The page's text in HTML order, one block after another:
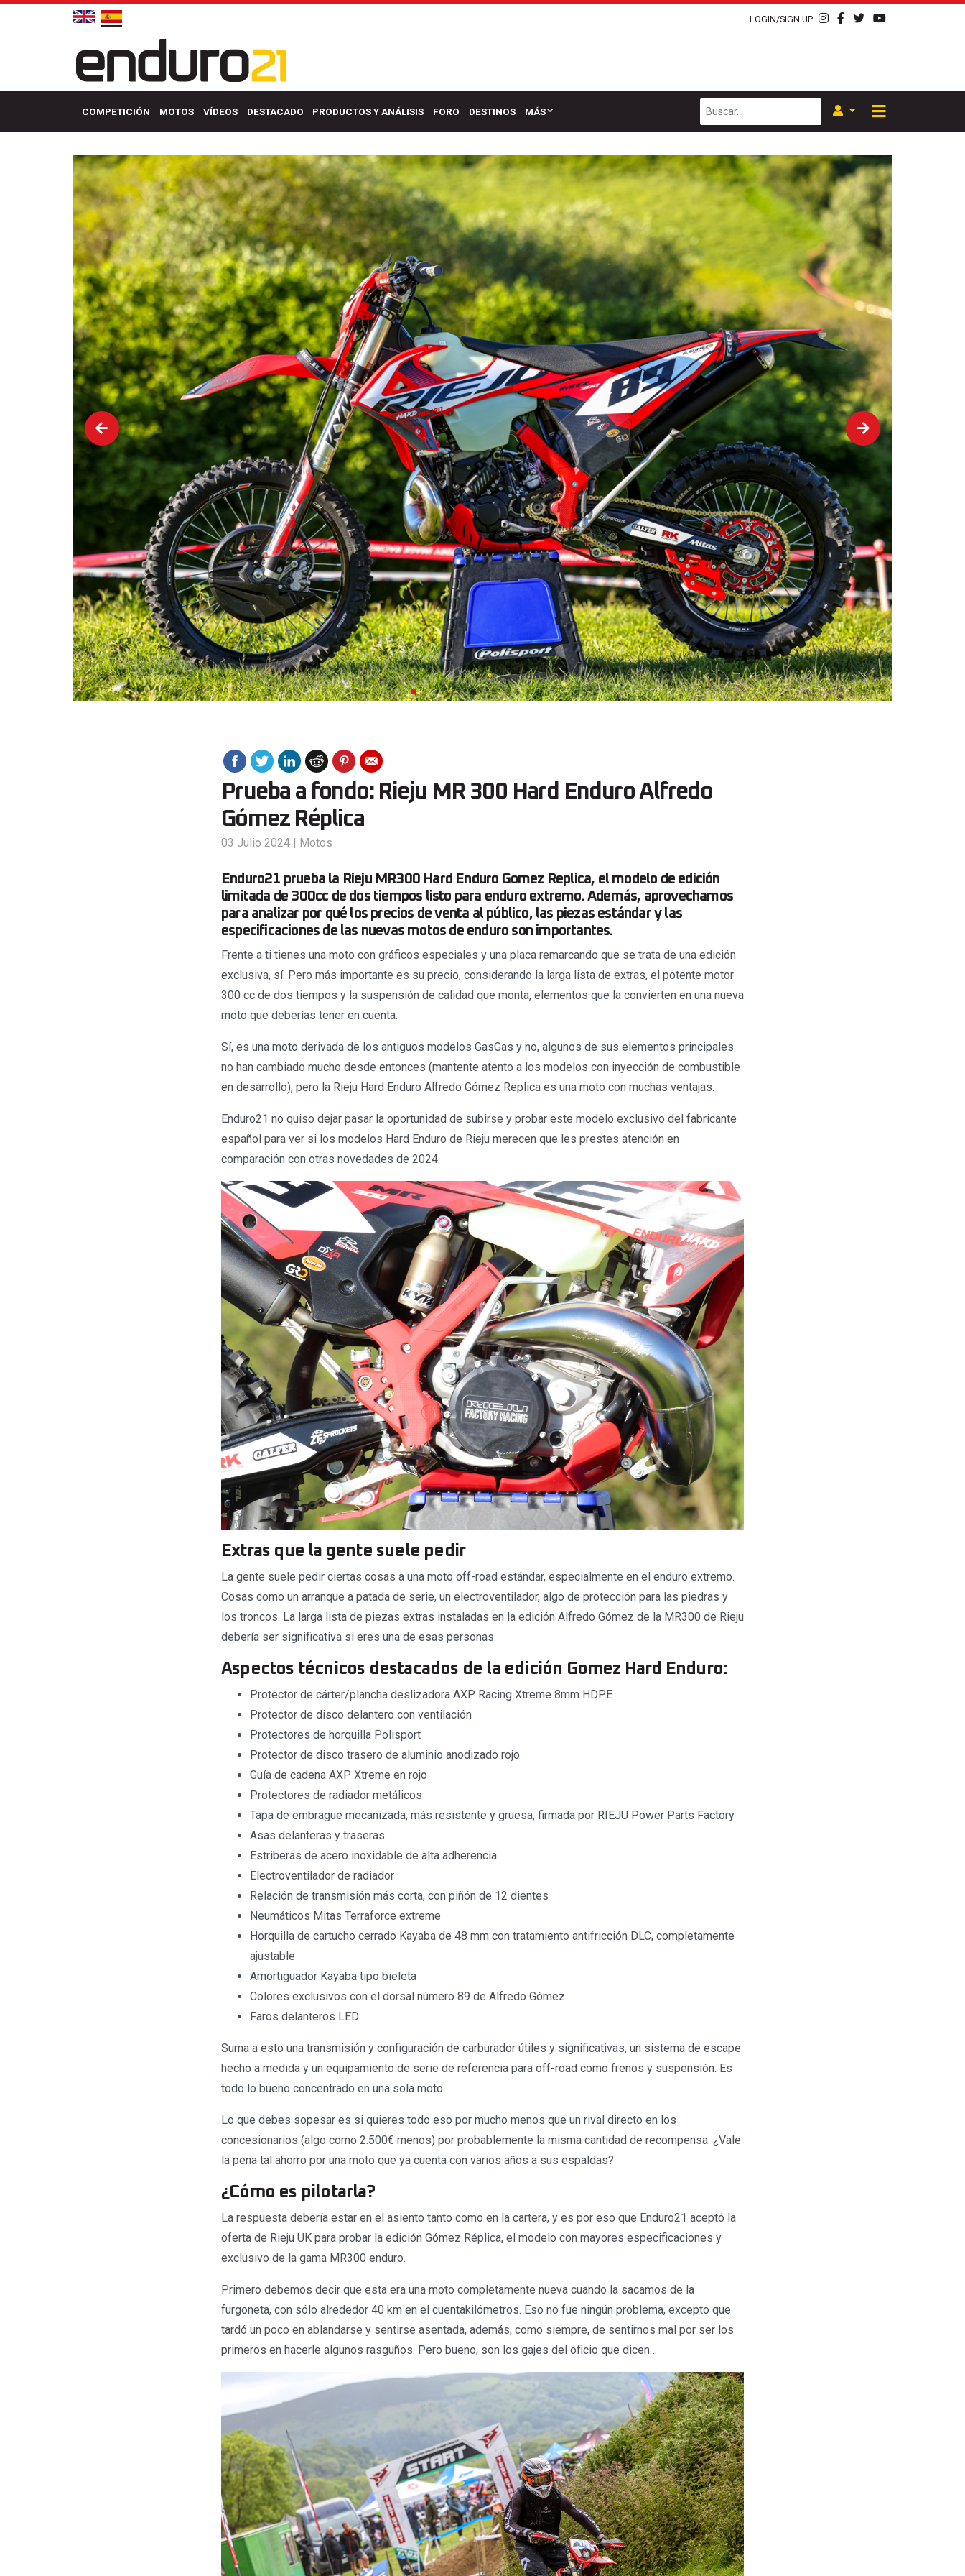
LOGIN/SIGN UP
COMPETICIÓN MOTOS VÍDEOS DESTACADO PRODUCTOS Y ANÁLISIS FORO DESTINOS MÁS
Prueba a fondo: Rieju MR 300 Hard Enduro Alfredo
Gómez Réplica
03 Julio 2024 | Motos
Enduro21 prueba la Rieju MR300 Hard Enduro Gomez Replica, el modelo de edición
limitada de 300cc de dos tiempos listo para enduro extremo. Además, aprovechamos
para analizar por qué los precios de venta al público, las piezas estándar y las
especificaciones de las nuevas motos de enduro son importantes.
Frente a ti tienes una moto con gráficos especiales y una placa remarcando que se trata de una edición
exclusiva, sí. Pero más importante es su precio, considerando la larga lista de extras, el potente motor
300 cc de dos tiempos y la suspensión de calidad que monta, elementos que la convierten en una nueva
moto que deberías tener en cuenta.
Sí, es una moto derivada de los antiguos modelos GasGas y no, algunos de sus elementos principales
no han cambiado mucho desde entonces (mantente atento a los modelos con inyección de combustible
en desarrollo), pero la Rieju Hard Enduro Alfredo Gómez Replica es una moto con muchas ventajas.
Enduro21 no quiso dejar pasar la oportunidad de subirse y probar este modelo exclusivo del fabricante
español para ver si los modelos Hard Enduro de Rieju merecen que les prestes atención en
comparación con otras novedades de 2024.
Extras que la gente suele pedir
La gente suele pedir ciertas cosas a una moto off-road estándar, especialmente en el enduro extremo.
Cosas como un arranque a patada de serie, un electroventilador, algo de protección para las piedras y
los troncos. La larga lista de piezas extras instaladas en la edición Alfredo Gómez de la MR300 de Rieju
debería ser significativa si eres una de esas personas.
Aspectos técnicos destacados de la edición Gomez Hard Enduro:
Protector de cárter/plancha deslizadora AXP Racing Xtreme 8mm HDPE
Protector de disco delantero con ventilación
Protectores de horquilla Polisport
Protector de disco trasero de aluminio anodizado rojo
Guía de cadena AXP Xtreme en rojo
Protectores de radiador metálicos
Tapa de embrague mecanizada, más resistente y gruesa, firmada por RIEJU Power Parts Factory
Asas delanteras y traseras
Estriberas de acero inoxidable de alta adherencia
Electroventilador de radiador
Relación de transmisión más corta, con piñón de 12 dientes
Neumáticos Mitas Terraforce extreme
Horquilla de cartucho cerrado Kayaba de 48 mm con tratamiento antifricción DLC, completamente
ajustable
Amortiguador Kayaba tipo bieleta
Colores exclusivos con el dorsal número 89 de Alfredo Gómez
Faros delanteros LED
Suma a esto una transmisión y configuración de carburador útiles y significativas, un sistema de escape
hecho a medida y un equipamiento de serie de referencia para off-road como frenos y suspensión. Es
todo lo bueno concentrado en una sola moto.
Lo que debes sopesar es si quieres todo eso por mucho menos que un rival directo en los
concesionarios (algo como 2.500€ menos) por probablemente la misma cantidad de recompensa. ¿Vale
la pena tal ahorro por una moto que ya cuenta con varios años a sus espaldas?
¿Cómo es pilotarla?
La respuesta debería estar en el asiento tanto como en la cartera, y es por eso que Enduro21 aceptó la
oferta de Rieju UK para probar la edición Gómez Réplica, el modelo con mayores especificaciones y
exclusivo de la gama MR300 enduro.
Primero debemos decir que esta era una moto completamente nueva cuando la sacamos de la
furgoneta, con sólo alrededor 40 km en el cuentakilómetros. Eso no fue ningún problema, excepto que
tardó un poco en ablandarse y sentirse asentada, además, como siempre, de sentirnos mal por ser los
primeros en hacerle algunos rasguños. Pero bueno, son los gajes del oficio que dicen…